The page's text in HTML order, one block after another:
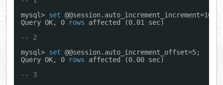
mysql> set @@session.auto_increment_increment=10;
Query OK, 0
rows
affected (0.01 sec)
-- 2
mysql> set @@session.auto_increment_offset=5;
Query OK, 0
rows
affected (0.00 sec)
-- 3